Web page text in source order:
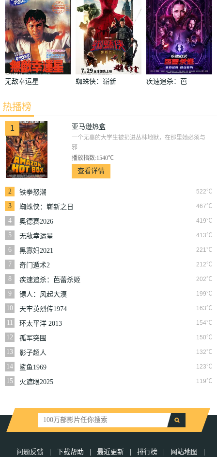
无敌幸运星
蜘蛛侠：崭新
疾速追杀：芭
热播榜
1 亚马逊热盒
一个无辜的大学生被扔进丛林地狱，在那里她必须与
邪...
播放指数:1540℃
查看详情
2 522℃
铁拳怒潮
3
467℃
蜘蛛侠：崭新之日
4
419℃
奥德赛2026
5
413℃
无敌幸运星
6
221℃
黑寡妇2021
7
212℃
奇门遁术2
8
202℃
疾速追杀：芭蕾杀姬
9
199℃
镖人：风起大漠
10
163℃
天牢英烈传1974
11
154℃
环太平洋 2013
12
150℃
孤军突围
13
132℃
影子超人
14
123℃
鲨鱼1969
15
119℃
火遮眼2025
问题反馈 下载帮助 最近更新 排行榜 网站地图